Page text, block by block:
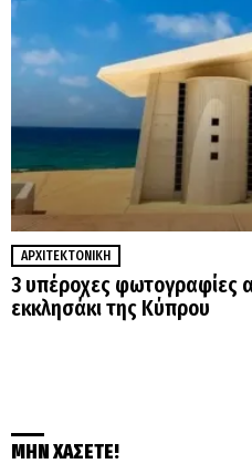
ΑΡΧΙΤΕΚΤΟΝΙΚΉ
3 υπέροχες φωτογραφίες
εκκλησάκι της Κύπρου
ΜΗΝ ΧΑΣΕΤΕ!